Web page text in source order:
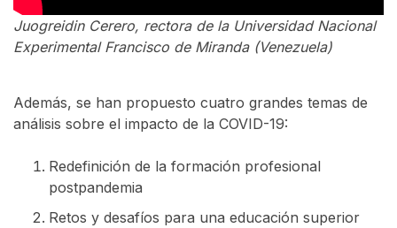
Juogreidin Cerero, rectora de la Universidad Nacional
Experimental Francisco de Miranda (Venezuela)
Además, se han propuesto cuatro grandes temas de
análisis sobre el impacto de la COVID-19:
Redefinición de la formación profesional
postpandemia
Retos y desafíos para una educación superior